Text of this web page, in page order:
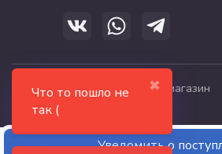
✖
Что то пошло не
так (
Уведомить о
© 2017-2026 zooshop21.ru - магазин
зоотоваров в Чебоксарах